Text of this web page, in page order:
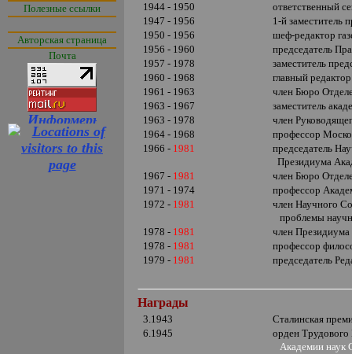
Полезные ссылки
Авторская страница
Почта
1944 - 1950
ответственный
1947 - 1956
1-й заместитель
1950 - 1956
шеф-редактор
1956 - 1960
председатель
1957 - 1978
заместитель
1960 - 1968
главный
1961 - 1963
член Бюро
1963 - 1967
заместитель
1963 - 1978
член
1964 - 1968
профессор
1966 - 1981
председатель
Президиума
1967 - 1981
член Бюро
1971 - 1974
профессор
1972 - 1981
член Научного
проблемы
1978 - 1981
член
1978 - 1981
профессор
1979 - 1981 председатель
Награды
3.1943
Сталинская
6.1945
орден
Академии наук